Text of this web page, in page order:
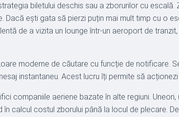
biletului deschis sau a zborurilor cu
Dacă ești gata să pierzi puțin mai mult timp cu o
de a vizita un lounge într-un aeroport de
moderne de căutare cu funcție de notificare.
instantaneu. Acest lucru îți permite să
companiile aeriene bazate în alte regiuni.
în calcul costul zborului până la locul de plecare.